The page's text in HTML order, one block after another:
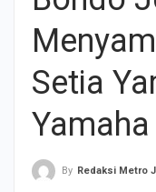
Setia
By Redaksi Metro